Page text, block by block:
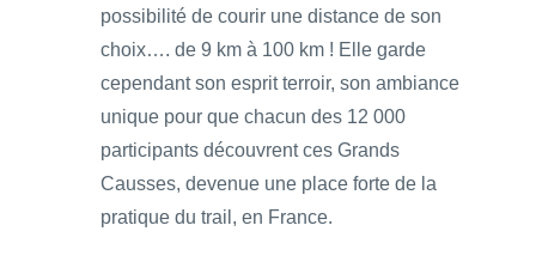
possibilité de courir une distance de son
choix…. de 9 km à 100 km ! Elle garde
cependant son esprit terroir, son ambiance
unique pour que chacun des 12 000
participants découvrent ces Grands
Causses, devenue une place forte de la
pratique du trail, en France.